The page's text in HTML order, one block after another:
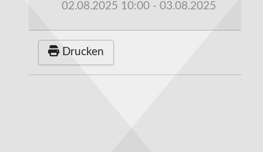
02.08.2025 10:00 - 03.08.2025
Drucken